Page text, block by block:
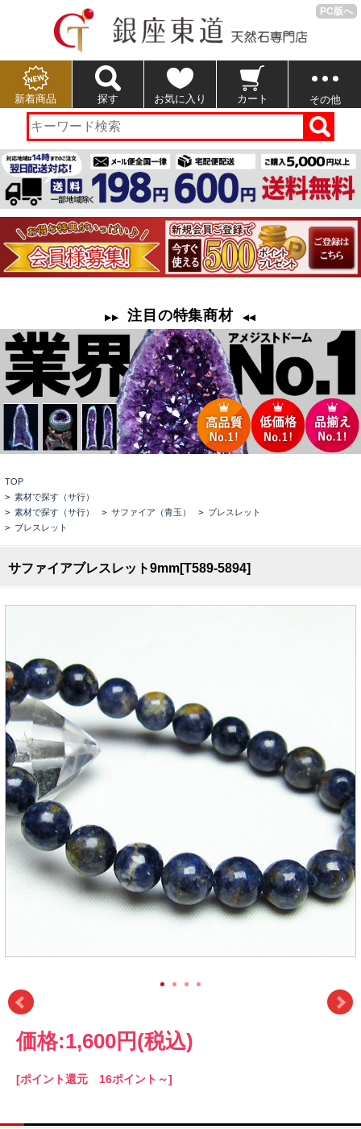
PC版へ
新着商品 探す お気に入り カート その他
TOP
> 素材で探す（サ行）
> 素材で探す（サ行） > サファイア（青玉） > ブレスレット
> ブレスレット
サファイアブレスレット9mm[T589-5894]
価格:1,600円 (税込)
[ポイント還元 16ポイント～]